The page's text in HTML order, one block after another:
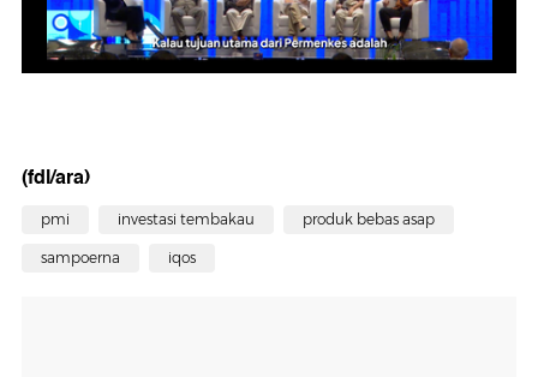
(fdl/ara)
pmi investasi tembakau produk bebas asap
sampoerna iqos